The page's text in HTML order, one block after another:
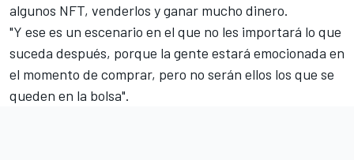
algunos NFT, venderlos y ganar mucho dinero.
"Y ese es un escenario en el que no les importará lo que
suceda después, porque la gente estará emocionada en
el momento de comprar, pero no serán ellos los que se
queden en la bolsa".